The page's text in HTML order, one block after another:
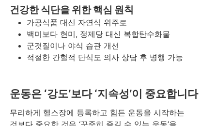
건강한 식단을 위한 핵심 원칙
가공식품 대신 자연식 위주로
백미보다 현미, 정제당 대신 복합탄수화물
군것질이나 야식 습관 개선
적절한 간헐적 단식도 의사 상담 후 병행 가능
운동은 ‘강도’보다 ‘지속성’이 중요합니다
무리하게 헬스장에 등록하고 힘든 운동을 시작하는
것보다 중요한 것은 ‘꾸준히 즐길 수 있는 운동’을